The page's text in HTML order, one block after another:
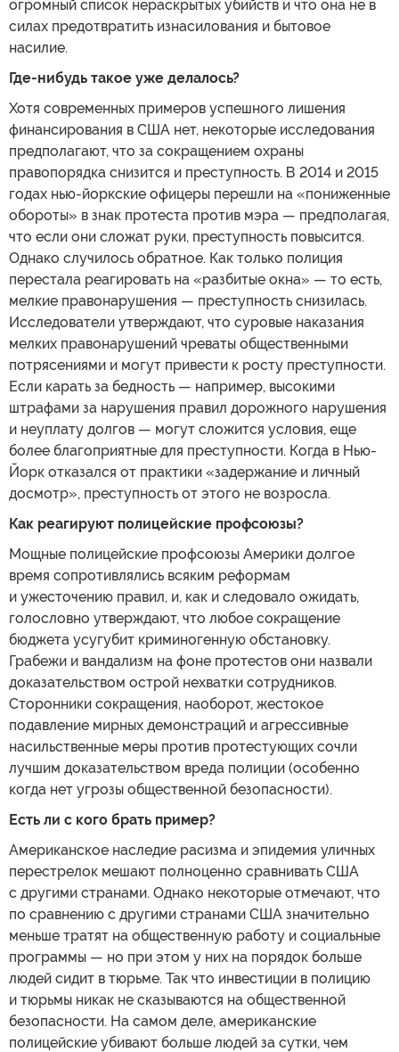
огромный список нераскрытых убийств и что она не в
силах предотвратить изнасилования и бытовое
насилие.
Где-нибудь такое уже делалось?
Хотя современных примеров успешного лишения
финансирования в США нет, некоторые исследования
предполагают, что за сокращением охраны
правопорядка снизится и преступность. В 2014 и 2015
годах нью-йоркские офицеры перешли на «пониженные
обороты» в знак протеста против мэра — предполагая,
что если они сложат руки, преступность повысится.
Однако случилось обратное. Как только полиция
перестала реагировать на «разбитые окна» — то есть,
мелкие правонарушения — преступность снизилась.
Исследователи утверждают, что суровые наказания
мелких правонарушений чреваты общественными
потрясениями и могут привести к росту преступности.
Если карать за бедность — например, высокими
штрафами за нарушения правил дорожного нарушения
и неуплату долгов — могут сложится условия, еще
более благоприятные для преступности. Когда в Нью-
Йорк отказался от практики «задержание и личный
досмотр», преступность от этого не возросла.
Как реагируют полицейские профсоюзы?
Мощные полицейские профсоюзы Америки долгое
время сопротивлялись всяким реформам
и ужесточению правил, и, как и следовало ожидать,
голословно утверждают, что любое сокращение
бюджета усугубит криминогенную обстановку.
Грабежи и вандализм на фоне протестов они назвали
доказательством острой нехватки сотрудников.
Сторонники сокращения, наоборот, жестокое
подавление мирных демонстраций и агрессивные
насильственные меры против протестующих сочли
лучшим доказательством вреда полиции (особенно
когда нет угрозы общественной безопасности).
Есть ли с кого брать пример?
Американское наследие расизма и эпидемия уличных
перестрелок мешают полноценно сравнивать США
с другими странами. Однако некоторые отмечают, что
по сравнению с другими странами США значительно
меньше тратят на общественную работу и социальные
программы — но при этом у них на порядок больше
людей сидит в тюрьме. Так что инвестиции в полицию
и тюрьмы никак не сказываются на общественной
безопасности. На самом деле, американские
полицейские убивают больше людей за сутки, чем